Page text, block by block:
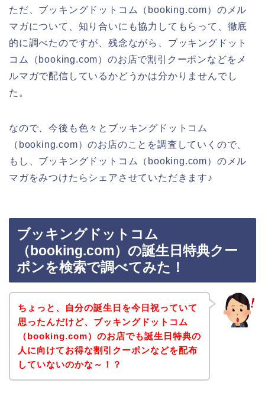
ただ、ブッキングドットコム（booking.com）のメル
マガについて、知り合いにも協力してもらって、徹底
的に調べたのですが、残念ながら、ブッキングドット
コム（booking.com）のお店で割引クーポンなどをメ
ルマガで配信しているかどうかは分かりませんでし
た。
なので、今後も色々とブッキングドットコム
（booking.com）のお店のことを調査していくので、
もし、ブッキングドットコム（booking.com）のメル
マガをみつけたらシェアさせていただきます♪
ブッキングドットコム
（booking.com）の誕生日特典クー
ポンを検索で調べてみた！
ちょっと、自分の誕生日を今日祝っていて
思ったんだけど、ブッキングドットコム
（booking.com）のお店でも誕生日特典の
人に向けてお得な割引クーポンなどを配布
していないのかな～！？